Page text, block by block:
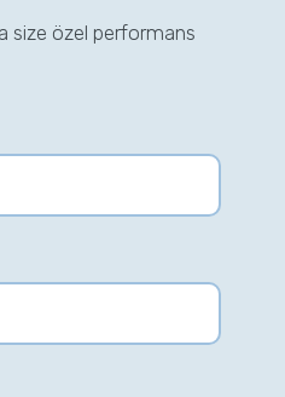
size özel performans